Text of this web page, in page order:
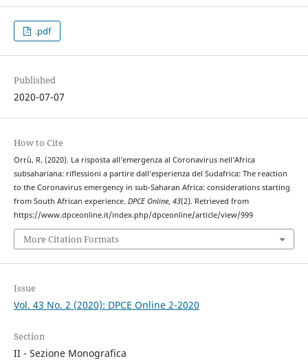
.pdf
Published
2020-07-07
How to Cite
Orrù, R. (2020). La risposta all’emergenza al Coronavirus nell’Africa
subsahariana: riflessioni a partire dall’esperienza del Sudafrica: The reaction
to the Coronavirus emergency in sub-Saharan Africa: considerations starting
from South African experience. DPCE Online, 43(2). Retrieved from
https://www.dpceonline.it/index.php/dpceonline/article/view/999
More Citation Formats
Issue
Vol. 43 No. 2 (2020): DPCE Online 2-2020
Section
II - Sezione Monografica